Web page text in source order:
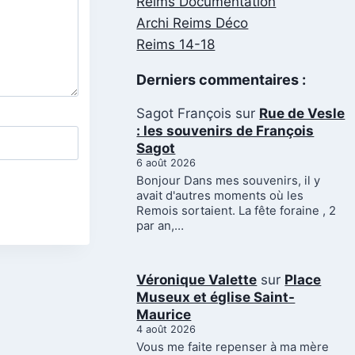
Archi Reims Déco
Reims 14-18
Derniers commentaires :
Sagot François sur Rue de Vesle
: les souvenirs de François
Sagot
6 août 2026
Bonjour Dans mes souvenirs, il y
avait d'autres moments où les
Remois sortaient. La fête foraine , 2
par an,…
Véronique Valette sur Place
Museux et église Saint-
Maurice
4 août 2026
Vous me faite repenser à ma mère